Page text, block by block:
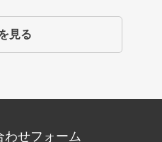
見る
わせフォーム